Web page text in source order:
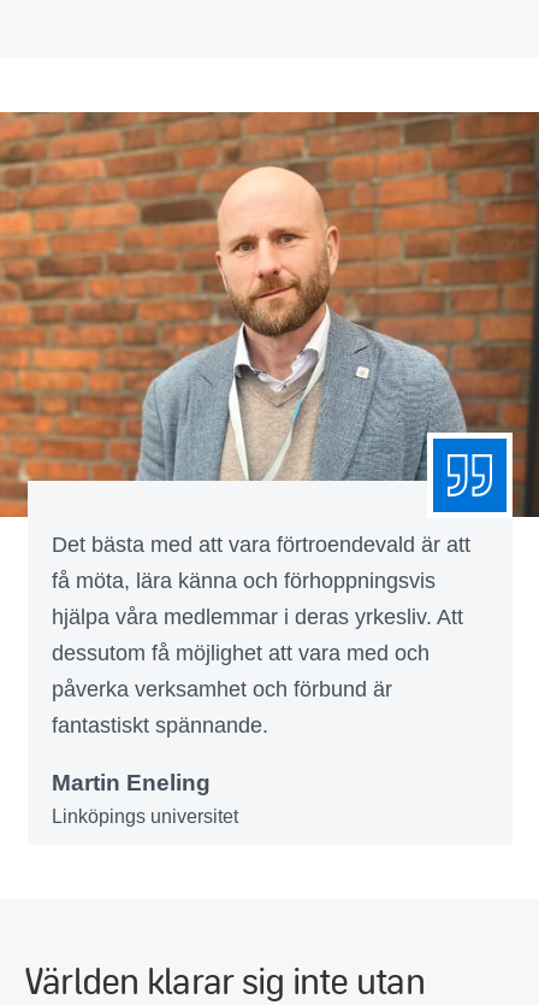
Det bästa med att vara förtroendevald är att
få möta, lära känna och förhoppningsvis
hjälpa våra medlemmar i deras yrkesliv. Att
dessutom få möjlighet att vara med och
påverka verksamhet och förbund är
fantastiskt spännande.
Martin Eneling
Linköpings universitet
Världen klarar sig inte utan